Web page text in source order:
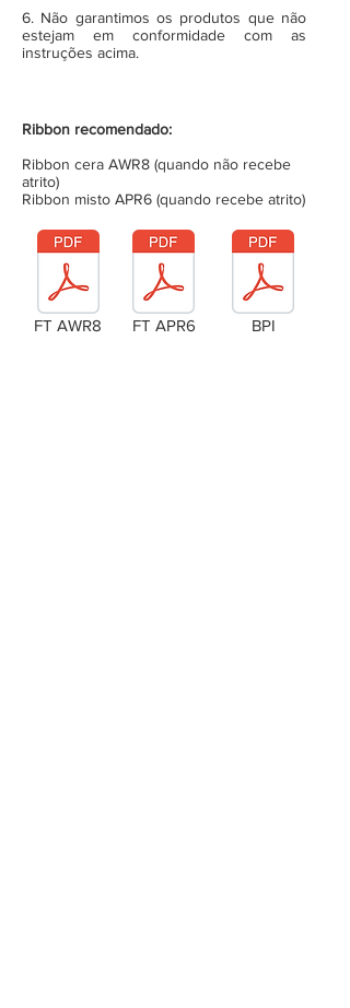
6. Não garantimos os produtos que não
estejam em conformidade com as
instruções acima.
Ribbon recomendado:
Ribbon cera AWR8 (quando não recebe
atrito)
Ribbon misto APR6 (quando recebe atrito)
FT AWR8 FT APR6 BPI